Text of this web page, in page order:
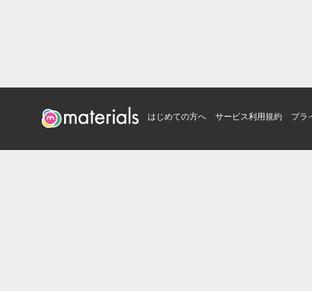
はじめての方へ サービス利用規約 プラ